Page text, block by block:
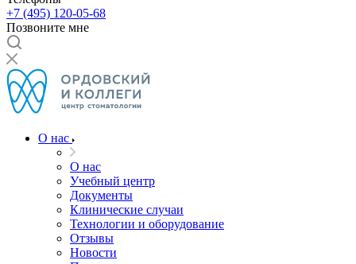
+7 (495) 120-05-68
Позвоните мне
О нас
О нас
Учебный центр
Документы
Клинические случаи
Технологии и оборудование
Отзывы
Новости